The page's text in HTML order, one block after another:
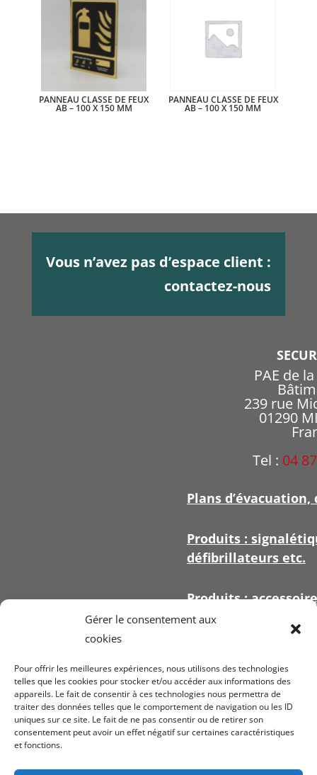
Gérer le consentement aux
cookies
Pour offrir les meilleures expériences, nous utilisons des technologies
telles que les cookies pour stocker et/ou accéder aux informations des
appareils. Le fait de consentir à ces technologies nous permettra de
traiter des données telles que le comportement de navigation ou les ID
uniques sur ce site. Le fait de ne pas consentir ou de retirer son
consentement peut avoir un effet négatif sur certaines caractéristiques
et fonctions.
PANNEAU CLASSE DE FEUX
AB – 100 X 150 MM
PANNEAU CLASSE DE FEUX
AB – 100 X 150 MM
Vous n’avez pas d’espace client :
contactez-nous
PAE de
239 rue
01290
Tel : 04
Plans
Produits :
défibrillateurs etc.
Produits :
signalétique
Voir nos
Mentions